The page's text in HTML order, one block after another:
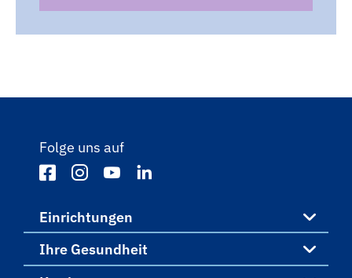
Folge uns auf
Einrichtungen
Ihre Gesundheit